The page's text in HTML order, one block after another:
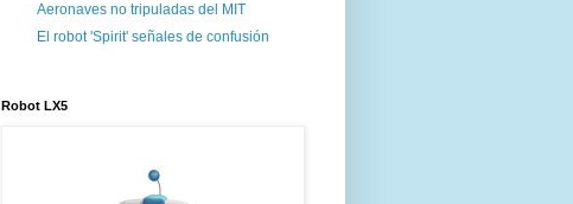
Aeronaves no tripuladas del MIT
El robot 'Spirit' señales de confusión
Robot LX5